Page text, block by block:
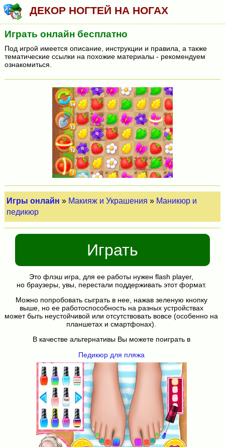
ДЕКОР НОГТЕЙ НА НОГАХ
Играть онлайн бесплатно
Под игрой имеется описание, инструкции и правила, а также
тематические ссылки на похожие материалы - рекомендуем
ознакомиться.
Игры онлайн » Макияж и Украшения » Маникюр и
педикюр
Играть
Это флэш игра, для ее работы нужен flash player,
но браузеры, увы, перестали поддерживать этот формат.
Можно попробовать сыграть в нее, нажав зеленую кнопку
выше, но ее работоспособность на разных устройствах
может быть неустойчивой или отсутствовать вовсе (особенно на
планшетах и смартфонах).
В качестве альтернативы Вы можете поиграть в
Педикюр для пляжа